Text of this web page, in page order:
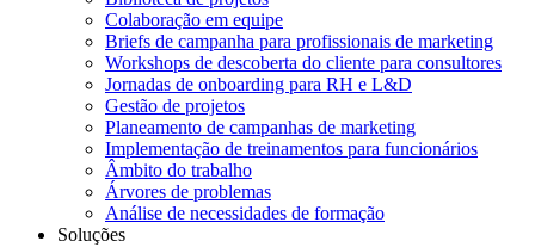
Colaboração em equipe
Briefs de campanha para profissionais de marketing
Workshops de descoberta do cliente para consultores
Jornadas de onboarding para RH e L&D
Gestão de projetos
Planeamento de campanhas de marketing
Implementação de treinamentos para funcionários
Âmbito do trabalho
Árvores de problemas
Análise de necessidades de formação
Soluções